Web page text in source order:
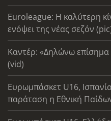
Euroleague: Η καλύτερη
ενόψει της νέας σεζόν
Καντέρ: «Δηλώνω
(vid)
Ευρωμπάσκετ U16,
παράταση η Εθνική